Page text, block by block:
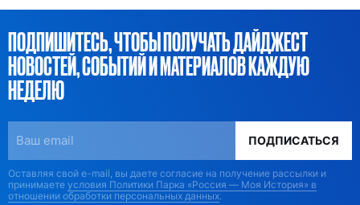
ПОДПИШИТЕСЬ, ЧТОБЫ ПОЛУЧАТЬ ДАЙДЖЕСТ
НОВОСТЕЙ, СОБЫТИЙ И МАТЕРИАЛОВ КАЖДУЮ
НЕДЕЛЮ
ПОДПИСАТЬСЯ
Оставляя свой e-mail, вы даете согласие на получение рассылки и
принимаете условия Политики Парка «Россия — Моя История» в
отношении обработки персональных данных.